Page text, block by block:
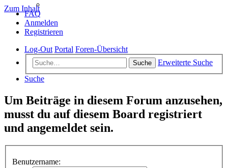
Zum Inhalt
FAQ
Anmelden
Registrieren
Log-Out Portal Foren-Übersicht
Suche
Erweiterte Suche
Suche
Um Beiträge in diesem Forum anzusehen,
musst du auf diesem Board registriert
und angemeldet sein.
Benutzername: